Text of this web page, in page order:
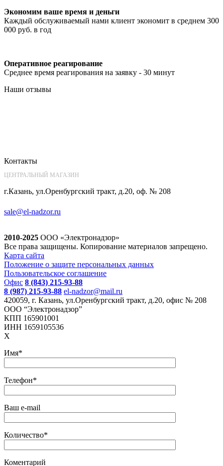
Экономим ваше время и деньги
Каждый обслуживаемый нами клиент экономит в среднем 300
000 руб. в год
Оперативное реагирование
Среднее время реагирования на заявку - 30 минут
Наши отзывы
Контакты
ЦЕНТРАЛЬНЫЙ МАГАЗИН
г.Казань, ул.Оренбургский тракт, д.20, оф. № 208
sale@el-nadzor.ru
2010-2025 ООО «Электронадзор»
Все права защищены. Копирование материалов запрещено.
Карта сайта
Положение о защите персональных данных
Пользовательское соглашение
Офис 8 (843) 215-93-88
8 (987) 215-93-88 el-nadzor@mail.ru
420059, г. Казань, ул.Оренбургский тракт, д.20, офис № 208
ООО “Электронадзор”
КПП 165901001
ИНН 1659105536
X
Имя*
Телефон*
Ваш e-mail
Количество*
Коментарий